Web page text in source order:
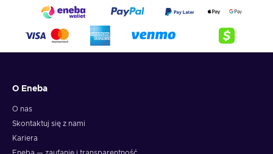
O Eneba
O nas
Skontaktuj się z nami
Kariera